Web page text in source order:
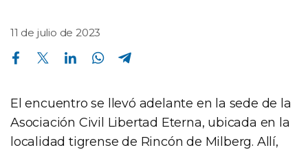
11 de julio de 2023
Compartir en Facebook Compartir en Twitter Compartir en Linkedin Compartir en Whatsapp
El encuentro se llevó adelante en la sede de la
Asociación Civil Libertad Eterna, ubicada en la
localidad tigrense de Rincón de Milberg. Allí,